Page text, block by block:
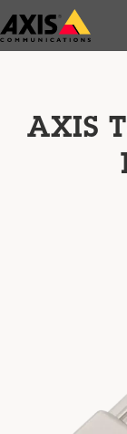
Zum
Hauptinhalt
AXIS